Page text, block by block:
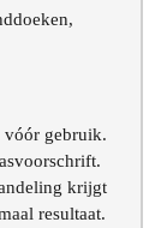
vóór gebruik.
krijgt
resultaat.